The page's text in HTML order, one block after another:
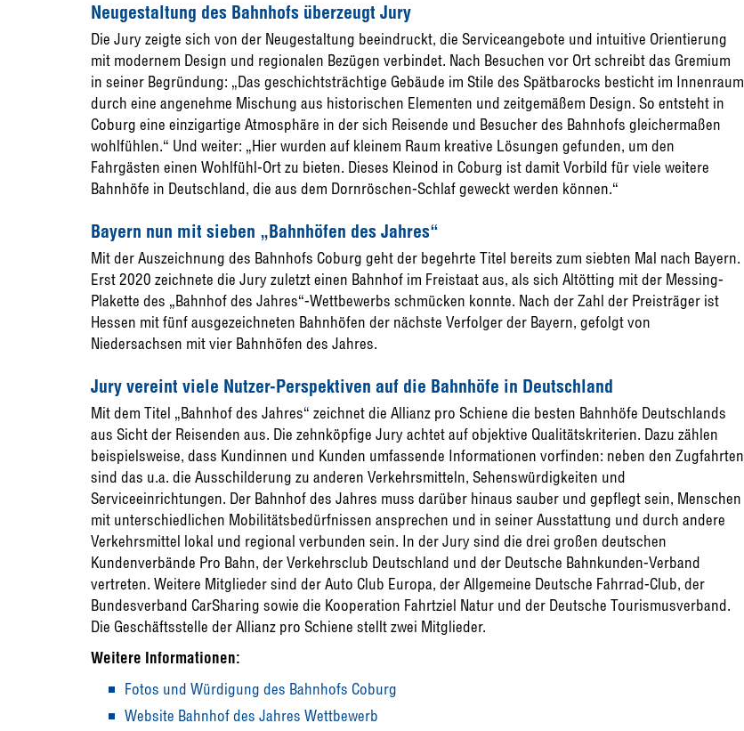
Neugestaltung des Bahnhofs überzeugt Jury
Die Jury zeigte sich von der Neugestaltung beeindruckt, die Serviceangebote und intuitive Orientierung
mit modernem Design und regionalen Bezügen verbindet. Nach Besuchen vor Ort schreibt das Gremium
in seiner Begründung: „Das geschichtsträchtige Gebäude im Stile des Spätbarocks besticht im Innenraum
durch eine angenehme Mischung aus historischen Elementen und zeitgemäßem Design. So entsteht in
Coburg eine einzigartige Atmosphäre in der sich Reisende und Besucher des Bahnhofs gleichermaßen
wohlfühlen.“ Und weiter: „Hier wurden auf kleinem Raum kreative Lösungen gefunden, um den
Fahrgästen einen Wohlfühl-Ort zu bieten. Dieses Kleinod in Coburg ist damit Vorbild für viele weitere
Bahnhöfe in Deutschland, die aus dem Dornröschen-Schlaf geweckt werden können.“
Bayern nun mit sieben „Bahnhöfen des Jahres“
Mit der Auszeichnung des Bahnhofs Coburg geht der begehrte Titel bereits zum siebten Mal nach Bayern.
Erst 2020 zeichnete die Jury zuletzt einen Bahnhof im Freistaat aus, als sich Altötting mit der Messing-
Plakette des „Bahnhof des Jahres“-Wettbewerbs schmücken konnte. Nach der Zahl der Preisträger ist
Hessen mit fünf ausgezeichneten Bahnhöfen der nächste Verfolger der Bayern, gefolgt von
Niedersachsen mit vier Bahnhöfen des Jahres.
Jury vereint viele Nutzer-Perspektiven auf die Bahnhöfe in Deutschland
Mit dem Titel „Bahnhof des Jahres“ zeichnet die Allianz pro Schiene die besten Bahnhöfe Deutschlands
aus Sicht der Reisenden aus. Die zehnköpfige Jury achtet auf objektive Qualitätskriterien. Dazu zählen
beispielsweise, dass Kundinnen und Kunden umfassende Informationen vorfinden: neben den Zugfahrten
sind das u.a. die Ausschilderung zu anderen Verkehrsmitteln, Sehenswürdigkeiten und
Serviceeinrichtungen. Der Bahnhof des Jahres muss darüber hinaus sauber und gepflegt sein, Menschen
mit unterschiedlichen Mobilitätsbedürfnissen ansprechen und in seiner Ausstattung und durch andere
Verkehrsmittel lokal und regional verbunden sein. In der Jury sind die drei großen deutschen
Kundenverbände Pro Bahn, der Verkehrsclub Deutschland und der Deutsche Bahnkunden-Verband
vertreten. Weitere Mitglieder sind der Auto Club Europa, der Allgemeine Deutsche Fahrrad-Club, der
Bundesverband CarSharing sowie die Kooperation Fahrtziel Natur und der Deutsche Tourismusverband.
Die Geschäftsstelle der Allianz pro Schiene stellt zwei Mitglieder.
Weitere Informationen:
Fotos und Würdigung des Bahnhofs Coburg
Website Bahnhof des Jahres Wettbewerb